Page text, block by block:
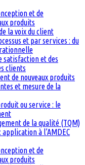
et de
produits
la voix du client
et par services : du
satisfaction et des
clients
de nouveaux produits
et mesure de la
ou service : le
de la qualité (TQM)
à l’AMDEC
et de
produits